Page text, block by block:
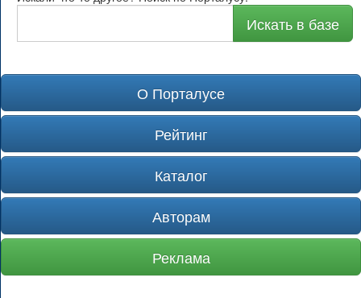
Искать в базе
О Порталусе
Рейтинг
Каталог
Авторам
Реклама